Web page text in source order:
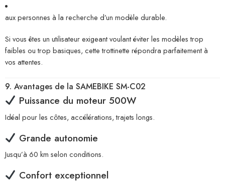
aux personnes à la recherche d’un modèle durable.
Si vous êtes un utilisateur exigeant voulant éviter les modèles trop
faibles ou trop basiques, cette trottinette répondra parfaitement à
vos attentes.
9. Avantages de la SAMEBIKE SM-C02
Puissance du moteur 500W
Idéal pour les côtes, accélérations, trajets longs.
Grande autonomie
Jusqu’à 60 km selon conditions.
Confort exceptionnel